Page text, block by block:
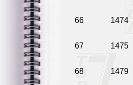
66 1474
67 1475
68 1479